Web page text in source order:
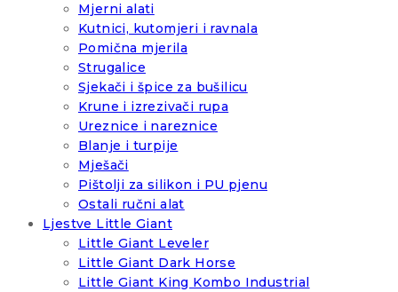
Mjerni alati
Kutnici, kutomjeri i ravnala
Pomična mjerila
Strugalice
Sjekači i špice za bušilicu
Krune i izrezivači rupa
Ureznice i nareznice
Blanje i turpije
Mješači
Pištolji za silikon i PU pjenu
Ostali ručni alat
Ljestve Little Giant
Little Giant Leveler
Little Giant Dark Horse
Little Giant King Kombo Industrial